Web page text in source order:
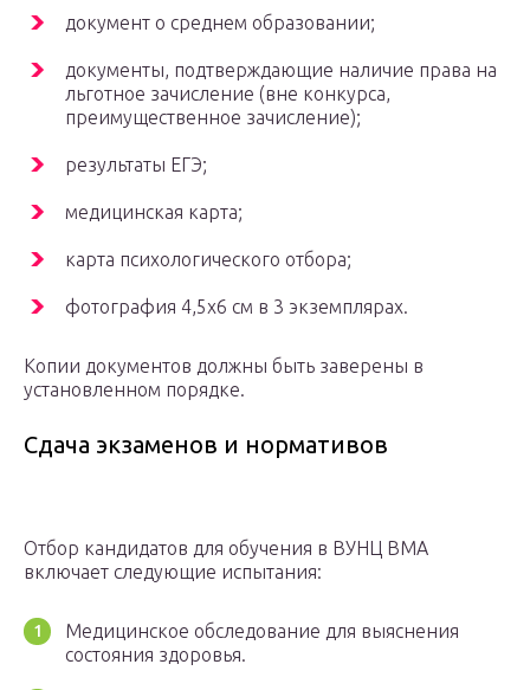
документ о среднем образовании;
документы, подтверждающие наличие права на
льготное зачисление (вне конкурса,
преимущественное зачисление);
результаты ЕГЭ;
медицинская карта;
карта психологического отбора;
фотография 4,5х6 см в 3 экземплярах.
Копии документов должны быть заверены в
установленном порядке.
Сдача экзаменов и нормативов
Отбор кандидатов для обучения в ВУНЦ ВМА
включает следующие испытания:
Медицинское обследование для выяснения
состояния здоровья.